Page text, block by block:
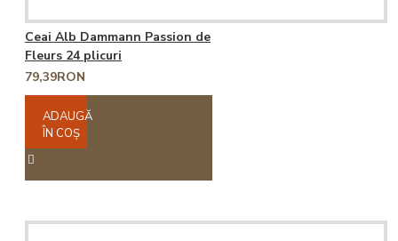
Ceai Alb Dammann Passion de
Fleurs 24 plicuri
79,39RON
ADAUGĂ
ÎN COŞ